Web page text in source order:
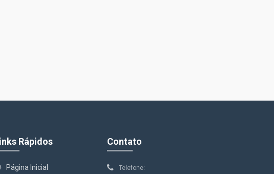
Rápidos
Página Inicial
Contato
Telefone: